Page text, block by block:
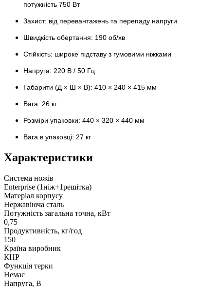
потужність 750 Вт
Захист: від перевантажень та перепаду напруги
Швидкість обертання: 190 об/хв
Стійкість: широке підставу з гумовими ніжками
Напруга: 220 В / 50 Гц
Габарити (Д × Ш × В): 410 × 240 × 415 мм
Вага: 26 кг
Розміри упаковки: 440 × 320 × 440 мм
Вага в упаковці: 27 кг
Характеристики
Система ножів
Enterprise (1ніж+1решітка)
Матеріал корпусу
Нержавіюча сталь
Потужність загальна точна, кВт
0,75
Продуктивність, кг/год
150
Країна виробник
КНР
Функція терки
Немає
Напруга, В